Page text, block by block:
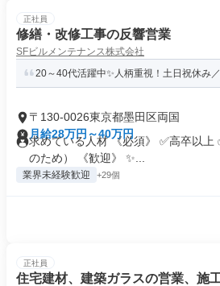
正社員
修繕・改修工事の反響営業
SFビルメンテナンス株式会社
20～40代活躍中✨人柄重視！土日祝休み
〒130-0026東京都墨田区両国
月給28万円～40万円
求めている人材 《必須》 ✅高卒以上
のため） 《歓迎》 ✨...
業界未経験歓迎 +29個
正社員
住宅建材、建築ガラスの営業、施